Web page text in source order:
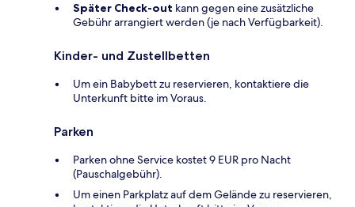
Später Check-out kann gegen eine zusätzliche
Gebühr arrangiert werden (je nach Verfügbarkeit).
Kinder- und Zustellbetten
Um ein Babybett zu reservieren, kontaktiere die
Unterkunft bitte im Voraus.
Parken
Parken ohne Service kostet 9 EUR pro Nacht
(Pauschalgebühr).
Um einen Parkplatz auf dem Gelände zu reservieren,